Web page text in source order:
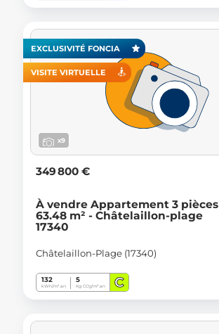
EXCLUSIVITÉ FONCIA
VISITE VIRTUELLE
x9
349 800 €
À vendre Appartement 3 pièces
63.48 m² - Châtelaillon-plage
17340
Châtelaillon-Plage (17340)
132
kWh/m².an
5
Kg CO2/m².an C